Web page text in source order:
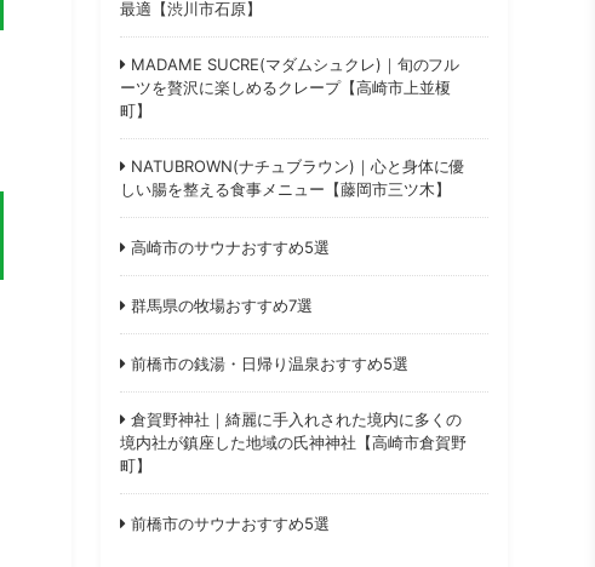
最適【渋川市石原】
MADAME SUCRE(マダムシュクレ)｜旬のフル
ーツを贅沢に楽しめるクレープ【高崎市上並榎
町】
NATUBROWN(ナチュブラウン)｜心と身体に優
しい腸を整える食事メニュー【藤岡市三ツ木】
高崎市のサウナおすすめ5選
群馬県の牧場おすすめ7選
前橋市の銭湯・日帰り温泉おすすめ5選
倉賀野神社｜綺麗に手入れされた境内に多くの
境内社が鎮座した地域の氏神神社【高崎市倉賀野
町】
前橋市のサウナおすすめ5選